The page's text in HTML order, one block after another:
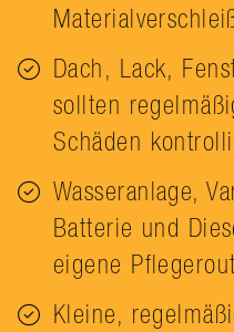
Dach, Lack,
sollten
Schäden
Wasseranlage,
Batterie und
eigene
Kleine,